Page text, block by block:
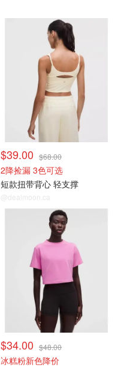
$39.00 $68.00
2降捡漏 3色可选
短款扭带背心 轻支撑
@dealmoon.ca
$34.00 $48.00
冰糕粉新色降价